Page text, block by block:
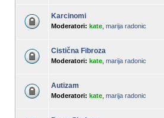
Karcinomi
Moderatori: kate marija radonic
Cistična Fibroza
Moderatori: kate marija radonic
Autizam
Moderatori: kate marija radonic